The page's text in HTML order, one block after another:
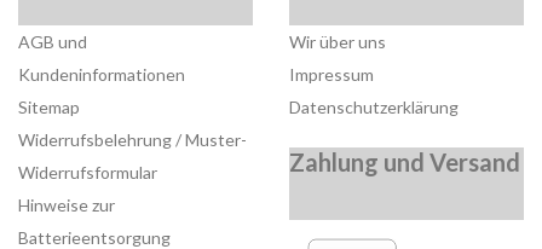
AGB und
Kundeninformationen
Sitemap
Widerrufsbelehrung / Muster-
Widerrufsformular
Hinweise zur
Batterieentsorgung
Wir über uns
Impressum
Datenschutzerklärung
Zahlung und Versand